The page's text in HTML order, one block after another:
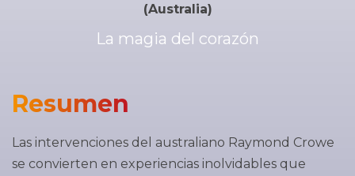
(Australia)
La magia del corazón
Resumen
Las intervenciones del australiano Raymond Crowe
se convierten en experiencias inolvidables que